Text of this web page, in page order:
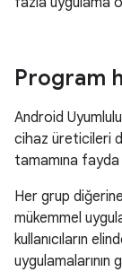
Program
Android
cihaz üreticileri
tamamına
Her grup
mükemmel
kullanıcıların